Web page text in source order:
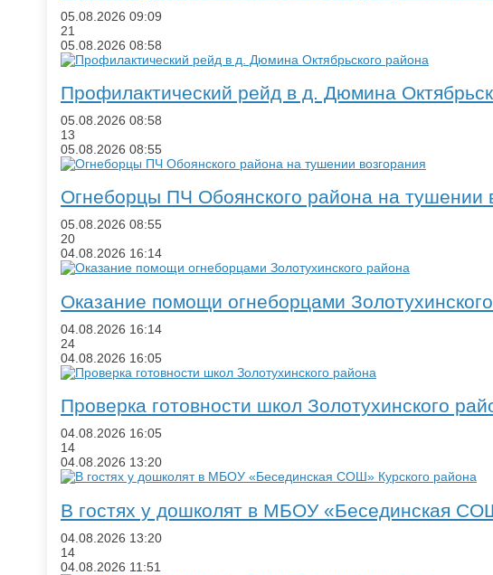
05.08.2026 09:09
21
05.08.2026 08:58
​Профилактический рейд в д. Дюмина
05.08.2026 08:58
13
05.08.2026 08:55
​Огнеборцы ПЧ Обоянского района на тушении
05.08.2026 08:55
20
04.08.2026 16:14
Оказание помощи огнеборцами
04.08.2026 16:14
24
04.08.2026 16:05
​Проверка готовности школ Золотухинского
04.08.2026 16:05
14
04.08.2026 13:20
​В гостях у дошколят в МБОУ «Бесединская
04.08.2026 13:20
14
04.08.2026 11:51